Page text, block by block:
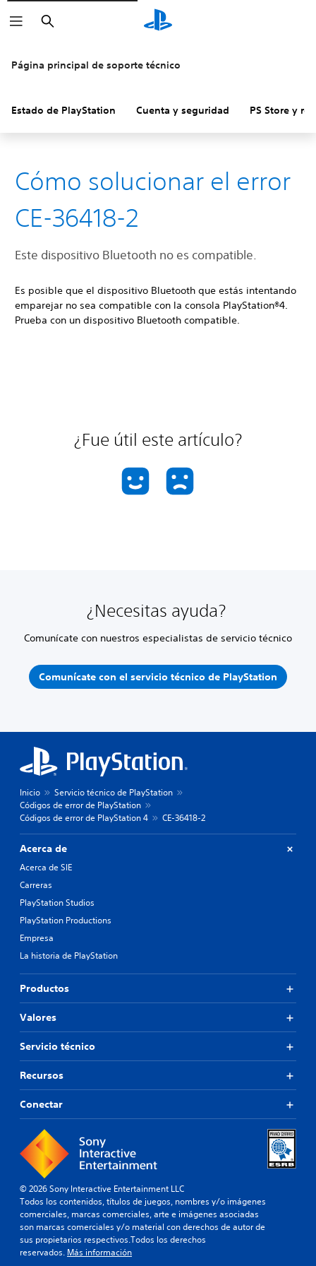
Buscar
Página principal de soporte técnico
Estado de PlayStation Cuenta y seguridad PS Store y
Cómo solucionar el error
CE-36418-2
Este dispositivo Bluetooth no es compatible.
Es posible que el dispositivo Bluetooth que estás intentando
emparejar no sea compatible con la consola PlayStation®4.
Prueba con un dispositivo Bluetooth compatible.
¿Fue útil este artículo?
¿Necesitas ayuda?
Comunícate con nuestros especialistas de servicio técnico
Comunícate con el servicio técnico de PlayStation
Inicio
Servicio técnico de PlayStation
Códigos de error de PlayStation
Códigos de error de PlayStation 4
CE-36418-2
Acerca de
Acerca de SIE
Carreras
PlayStation Studios
PlayStation Productions
Empresa
La historia de PlayStation
Productos
Valores
Servicio técnico
Recursos
Conectar
© 2026 Sony Interactive Entertainment LLC
Todos los contenidos, títulos de juegos, nombres y/o imágenes
comerciales, marcas comerciales, arte e imágenes asociadas
son marcas comerciales y/o material con derechos de autor de
sus propietarios respectivos.Todos los derechos
reservados. Más información